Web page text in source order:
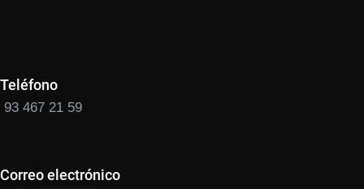
Teléfono
93 467 21 59
Correo electrónico